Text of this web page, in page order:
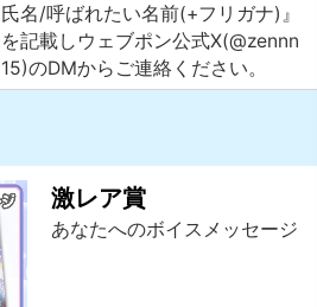
氏名/呼ばれたい名前(+フリガナ)』
を記載しウェブポン公式X(@zennn
15)のDMからご連絡ください。
激レア賞
あなたへのボイスメッセージ